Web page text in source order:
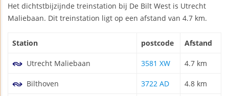
Het dichtstbijzijnde treinstation bij De Bilt West is Utrecht
Maliebaan. Dit treinstation ligt op een afstand van 4.7 km.
Station postcode Afstand
Utrecht Maliebaan 3581 XW 4.7 km
Bilthoven 3722 AD 4.8 km